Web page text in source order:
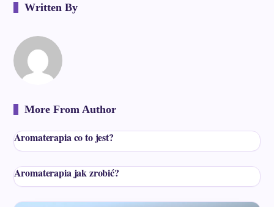
Written By
More From Author
Aromaterapia co to jest?
Aromaterapia jak zrobić?